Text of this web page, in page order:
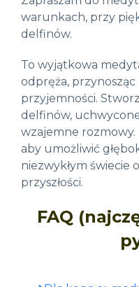
warunkach, przy
delfinów.
To wyjątkowa
odpręża,
przyjemności.
delfinów,
wzajemne rozmowy.
aby umożliwić
niezwykłym świecie
przyszłości.
FAQ